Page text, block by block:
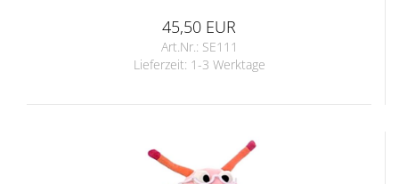
45,50 EUR
Art.Nr.: SE111
Lieferzeit: 1-3 Werktage